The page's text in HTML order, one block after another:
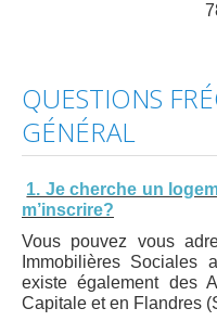
QUESTIONS
GÉNÉRAL
1. Je cherche un
m’inscrire?
Vous pouvez vous
Immobilières Sociales
existe également des
Capitale et en Flandres